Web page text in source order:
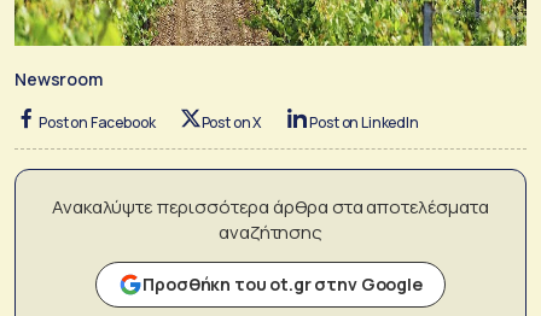
Newsroom
Post on Facebook Post on X Post on LinkedIn
Ανακαλύψτε περισσότερα άρθρα στα αποτελέσματα
αναζήτησης
Προσθήκη του ot.gr στην Google